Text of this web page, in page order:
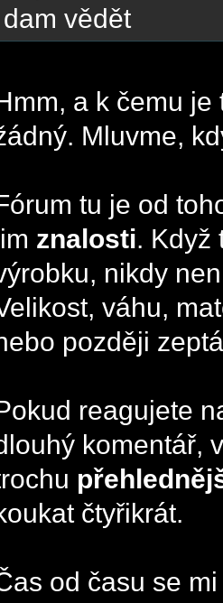
dam vědět
a k čemu
Mluvme,
tu je od
znalosti. Když
nikdy
váhu,
později
reagujete
komentář,
čtyřikrát.
od času se